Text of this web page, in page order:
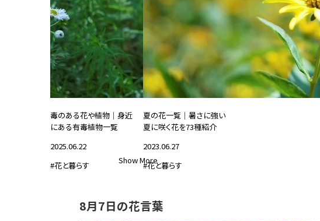
毒のある花や植物｜身近
にある有毒植物一覧
2025.06.22
#花と暮らす
夏の花一覧｜暑さに強い
夏に咲く花を73種紹介
2023.06.27
#花と暮らす
Show More
8月7日の花言葉